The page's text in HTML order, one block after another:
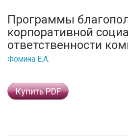
Программы
корпоративной
ответственности
Фомина Е.А.
Купить PDF